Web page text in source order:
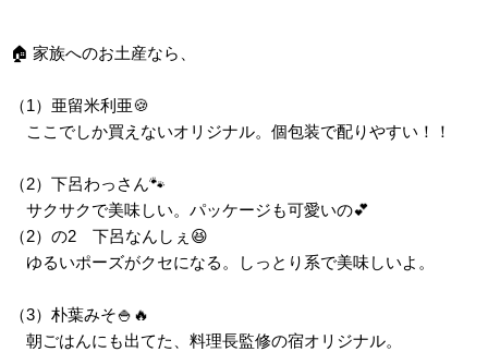
🏠 家族へのお土産なら、
（1）亜留米利亜🍪
ここでしか買えないオリジナル。個包装で配りやすい！！
（2）下呂わっさん🐾
サクサクで美味しい。パッケージも可愛いの💕
（2）の2 下呂なんしぇ😆
ゆるいポーズがクセになる。しっとり系で美味しいよ。
（3）朴葉みそ🍚🔥
朝ごはんにも出てた、料理長監修の宿オリジナル。